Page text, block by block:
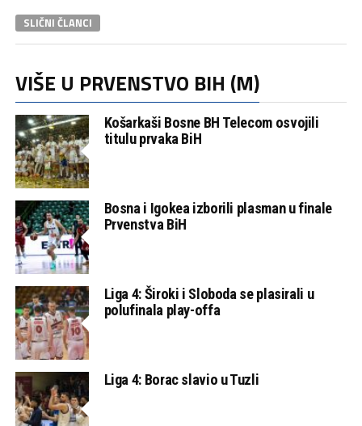
SLIČNI ČLANCI
VIŠE U PRVENSTVO BIH (M)
Košarkaši Bosne BH Telecom osvojili
titulu prvaka BiH
Bosna i Igokea izborili plasman u finale
Prvenstva BiH
Liga 4: Široki i Sloboda se plasirali u
polufinala play-offa
Liga 4: Borac slavio u Tuzli